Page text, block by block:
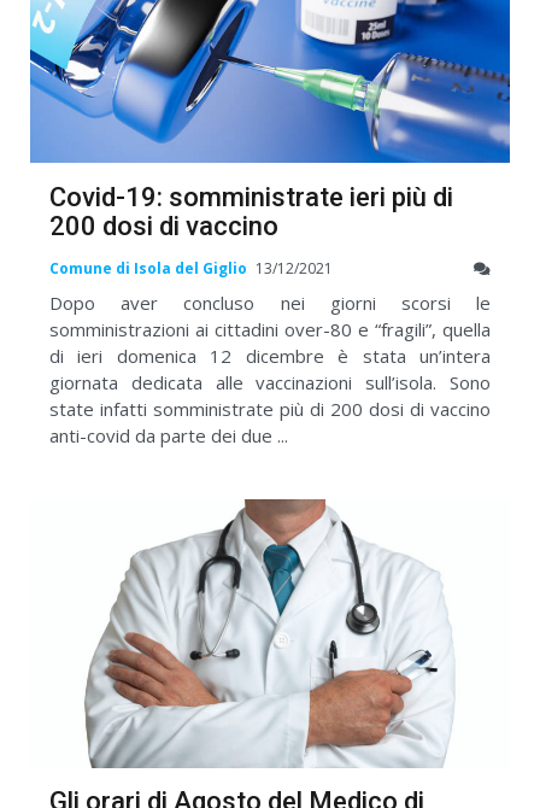
Covid-19: somministrate ieri più di
200 dosi di vaccino
Comune di Isola del Giglio 13/12/2021
Dopo aver concluso nei giorni scorsi le
somministrazioni ai cittadini over-80 e “fragili”, quella
di ieri domenica 12 dicembre è stata un’intera
giornata dedicata alle vaccinazioni sull’isola. Sono
state infatti somministrate più di 200 dosi di vaccino
anti-covid da parte dei due ...
Gli orari di Agosto del Medico di